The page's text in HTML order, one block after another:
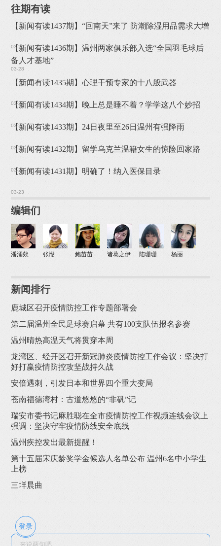
往期有读
03-29
【新闻有读1437期】“回南天”来了 防潮除湿用品需求大增
03-28
【新闻有读1436期】温州两家俱乐部入选“全国羽毛球后
备人才基地”
03-27
【新闻有读1435期】心理干预专家的十八般武器
03-26
【新闻有读1434期】晚上总是睡不着？学学这八个妙招
03-25
【新闻有读1433期】24日夜里至26日温州有强降雨
03-24
【新闻有读1432期】留学乌克兰温籍女生的惊险回家路
03-23
【新闻有读1431期】明确了！纳入医保目录
编辑们
潘涌燚 张湉 鲍苗苗 诸葛之伊 陆珊珊 杨丽
新闻排行
鹿城区召开疫情防控工作专题部署会
第二届温州全民足球赛启幕 共有100支队伍报名参赛
温州晴热高温天气将贯穿本周
龙湾区、经开区召开新冠肺炎疫情防控工作会议：坚决打
好打赢疫情防控攻坚战持久战
安倍遇刺，引发日本和世界四个重大变局
苍南福德湾村：古道悠悠的“非矾”记
瑞安市委书记麻胜聪在全市疫情防控工作视频连线会议上
强调：坚决守牢疫情防线安全底线
温州疾控发出最新提醒！
第十五届宋庆龄奖学金候选人名单公布 温州6名中小学生
上榜
三垟晨曲
登录